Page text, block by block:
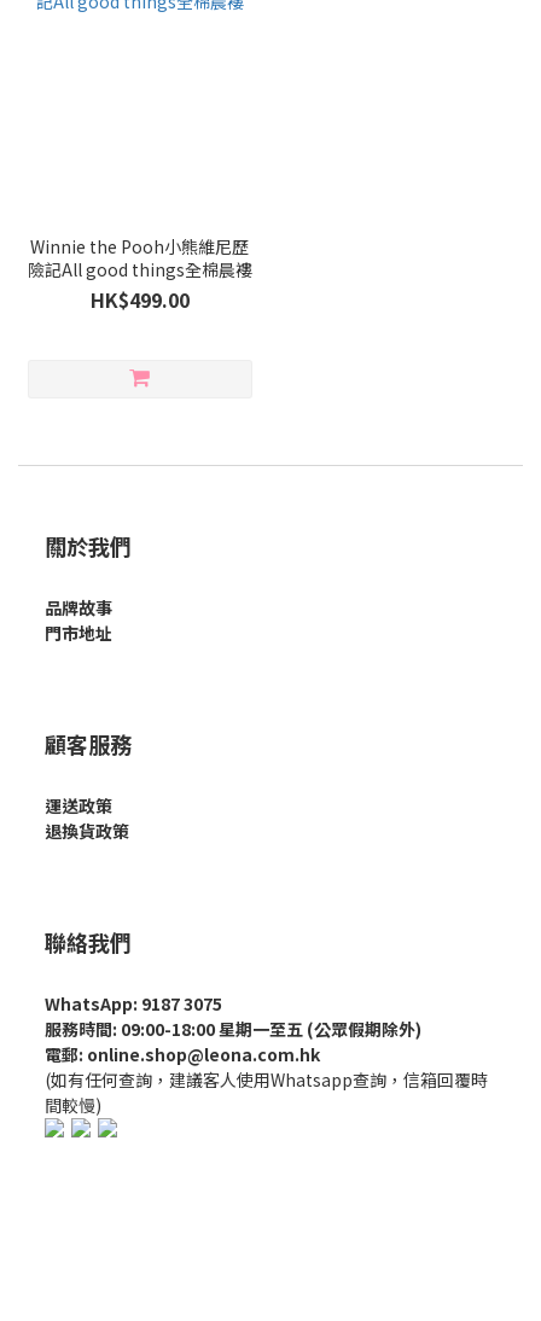
Winnie the Pooh小熊維尼歷
險記All good things全棉晨褸
HK$499.00
關於我們
品牌故事
門市地址
顧客服務
運送政策
退換貨政策
聯絡我們
WhatsApp: 9187 3075
服務時間: 09:00-18:00 星期一至五 (公眾假期除外)
電郵: online.shop@leona.com.hk
(如有任何查詢，建議客人使用Whatsapp查詢，信箱回覆時
間較慢)